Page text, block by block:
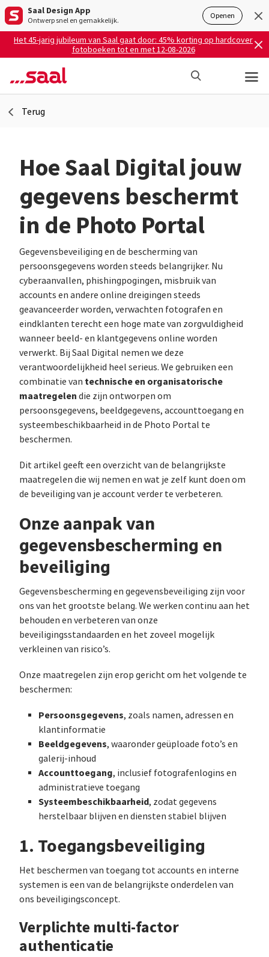
Saal Design App
Ontwerp snel en gemakkelijk. Openen
Het 45-jarig jubileum van Saal gaat door: 45% korting op hardcover
fotoboeken tot en met 12-08-2026
Terug
Hoe Saal Digital jouw
gegevens beschermt
in de Photo Portal
Gegevensbeveiliging en de bescherming van
persoonsgegevens worden steeds belangrijker. Nu
cyberaanvallen, phishingpogingen, misbruik van
accounts en andere online dreigingen steeds
geavanceerder worden, verwachten fotografen en
eindklanten terecht een hoge mate van zorgvuldigheid
wanneer beeld- en klantgegevens online worden
verwerkt. Bij Saal Digital nemen we deze
verantwoordelijkheid heel serieus. We gebruiken een
combinatie van technische en organisatorische
maatregelen die zijn ontworpen om
persoonsgegevens, beeldgegevens, accounttoegang en
systeembeschikbaarheid in de Photo Portal te
beschermen.
Dit artikel geeft een overzicht van de belangrijkste
maatregelen die wij nemen en wat je zelf kunt doen om
de beveiliging van je account verder te verbeteren.
Onze aanpak van
gegevensbescherming en
beveiliging
Gegevensbescherming en gegevensbeveiliging zijn voor
ons van het grootste belang. We werken continu aan het
behouden en verbeteren van onze
beveiligingsstandaarden en het zoveel mogelijk
verkleinen van risico’s.
Onze maatregelen zijn erop gericht om het volgende te
beschermen:
Persoonsgegevens, zoals namen, adressen en
klantinformatie
Beeldgegevens, waaronder geüploade foto’s en
galerij-inhoud
Accounttoegang, inclusief fotografenlogins en
administratieve toegang
Systeembeschikbaarheid, zodat gegevens
herstelbaar blijven en diensten stabiel blijven
1. Toegangsbeveiliging
Het beschermen van toegang tot accounts en interne
systemen is een van de belangrijkste onderdelen van
ons beveiligingsconcept.
Verplichte multi-factor
authenticatie